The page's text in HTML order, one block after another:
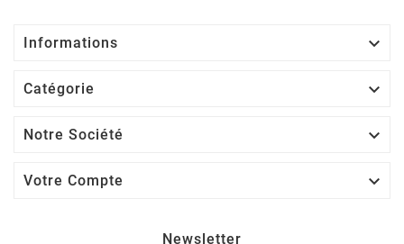
Informations 
Catégorie 
Notre Société 
Votre Compte 
Newsletter